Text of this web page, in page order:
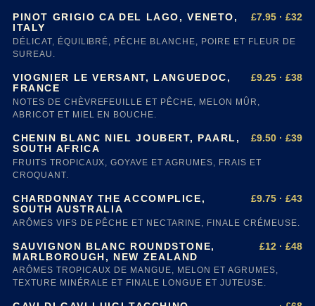
PINOT GRIGIO CA DEL LAGO, VENETO,
ITALY
£7.95 · £32
DÉLICAT, ÉQUILIBRÉ, PÊCHE BLANCHE, POIRE ET FLEUR DE
SUREAU.
VIOGNIER LE VERSANT, LANGUEDOC,
FRANCE
£9.25 · £38
NOTES DE CHÈVREFEUILLE ET PÊCHE, MELON MÛR,
ABRICOT ET MIEL EN BOUCHE.
CHENIN BLANC NIEL JOUBERT, PAARL,
SOUTH AFRICA
£9.50 · £39
FRUITS TROPICAUX, GOYAVE ET AGRUMES, FRAIS ET
CROQUANT.
CHARDONNAY THE ACCOMPLICE,
SOUTH AUSTRALIA
£9.75 · £43
ARÔMES VIFS DE PÊCHE ET NECTARINE, FINALE CRÉMEUSE.
SAUVIGNON BLANC ROUNDSTONE,
MARLBOROUGH, NEW ZEALAND
£12 · £48
ARÔMES TROPICAUX DE MANGUE, MELON ET AGRUMES,
TEXTURE MINÉRALE ET FINALE LONGUE ET JUTEUSE.